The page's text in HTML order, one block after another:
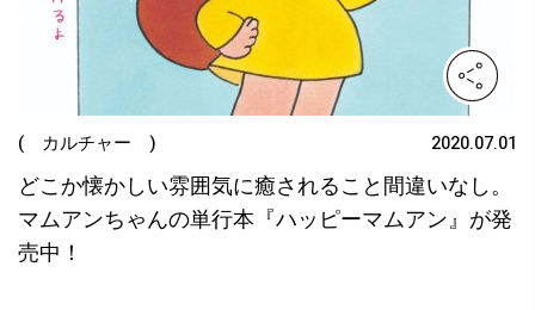
( カルチャー ) 2020.07.01
どこか懐かしい雰囲気に癒されること間違いなし。
マムアンちゃんの単行本『ハッピーマムアン』が発
売中！